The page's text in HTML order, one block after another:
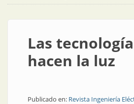
Las
hacen la luz
Publicado en: Revista Ingeniería